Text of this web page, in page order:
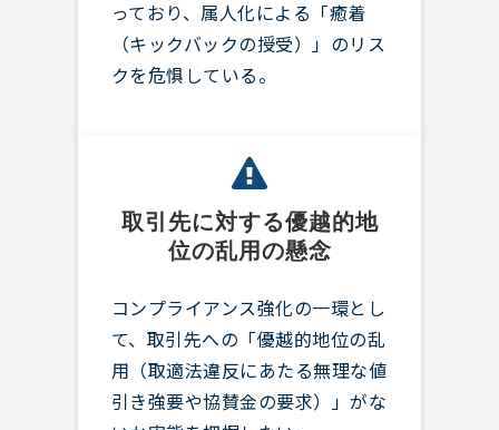
っており、属人化による「癒着
（キックバックの授受）」のリス
クを危惧している。
取引先に対する優越的地
位の乱用の懸念
コンプライアンス強化の一環とし
て、取引先への「優越的地位の乱
用（取適法違反にあたる無理な値
引き強要や協賛金の要求）」がな